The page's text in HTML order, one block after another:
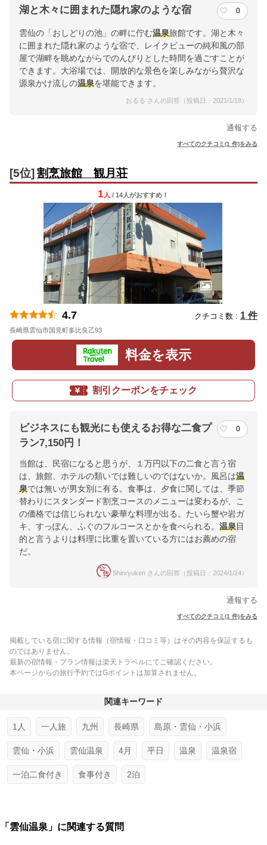
湖と木々に囲まれた隠れ家のような宿 0
雲仙の「おしどりの池」の畔に佇む温泉旅館です。湖と木々
に囲まれた隠れ家のような宿で、レイクビューの純和風の部
屋で湖畔を眺めながらでのんびりとした時間を過ごすことが
できます。大浴場では、開放的な景色を楽しみながら贅沢な
源泉かけ流しの温泉を堪能できます。
おるる さんの回答（投稿日：2021/1/18）
通報する
すべてのクチコミ(1 件)をみる
[5位] 割烹旅館 観月荘
1 人 / 14人がおすすめ！
4.7 クチコミ数 : 1 件
長崎県雲仙市国見町多比良乙93
料金を表示
割引クーポンをチェック
ビジネスにも観光にも使えるお得な二食プ
ラン7,150円！
0
当館は、民宿になると思うが、１万円以下の二食と言う宿
は、旅館、ホテルの類いでは難しいのではないか。風呂は温
泉では無いが男女別に有る。食事は、夕食に関しては、季節
替わりにスタンダード割烹コースのメニューは変わるが、こ
の価格では信じられない豪華な料理が出る。たいら蟹や岩ガ
キ、すっぽん、ふぐのフルコースとかを食べられる。 温泉目
的と言うよりは料理に比重を置いている方にはお薦めの宿
だ。
Shinryuken さんの回答（投稿日：2024/1/24）
通報する
すべてのクチコミ(1 件)をみる
掲載している宿に関する情報（宿情報・口コミ等）はその内容を保証するも
のではありません。
最新の宿情報・プラン情報は楽天トラベルにてご確認ください。
本ページからの旅行予約ではGポイントは加算されません。
関連キーワード
1人 一人旅 九州 長崎県 島原・雲仙・小浜
雲仙・小浜 雲仙温泉 4月 平日 温泉 温泉宿
一泊二食付き 食事付き 2泊
「雲仙温泉」に関連する質問